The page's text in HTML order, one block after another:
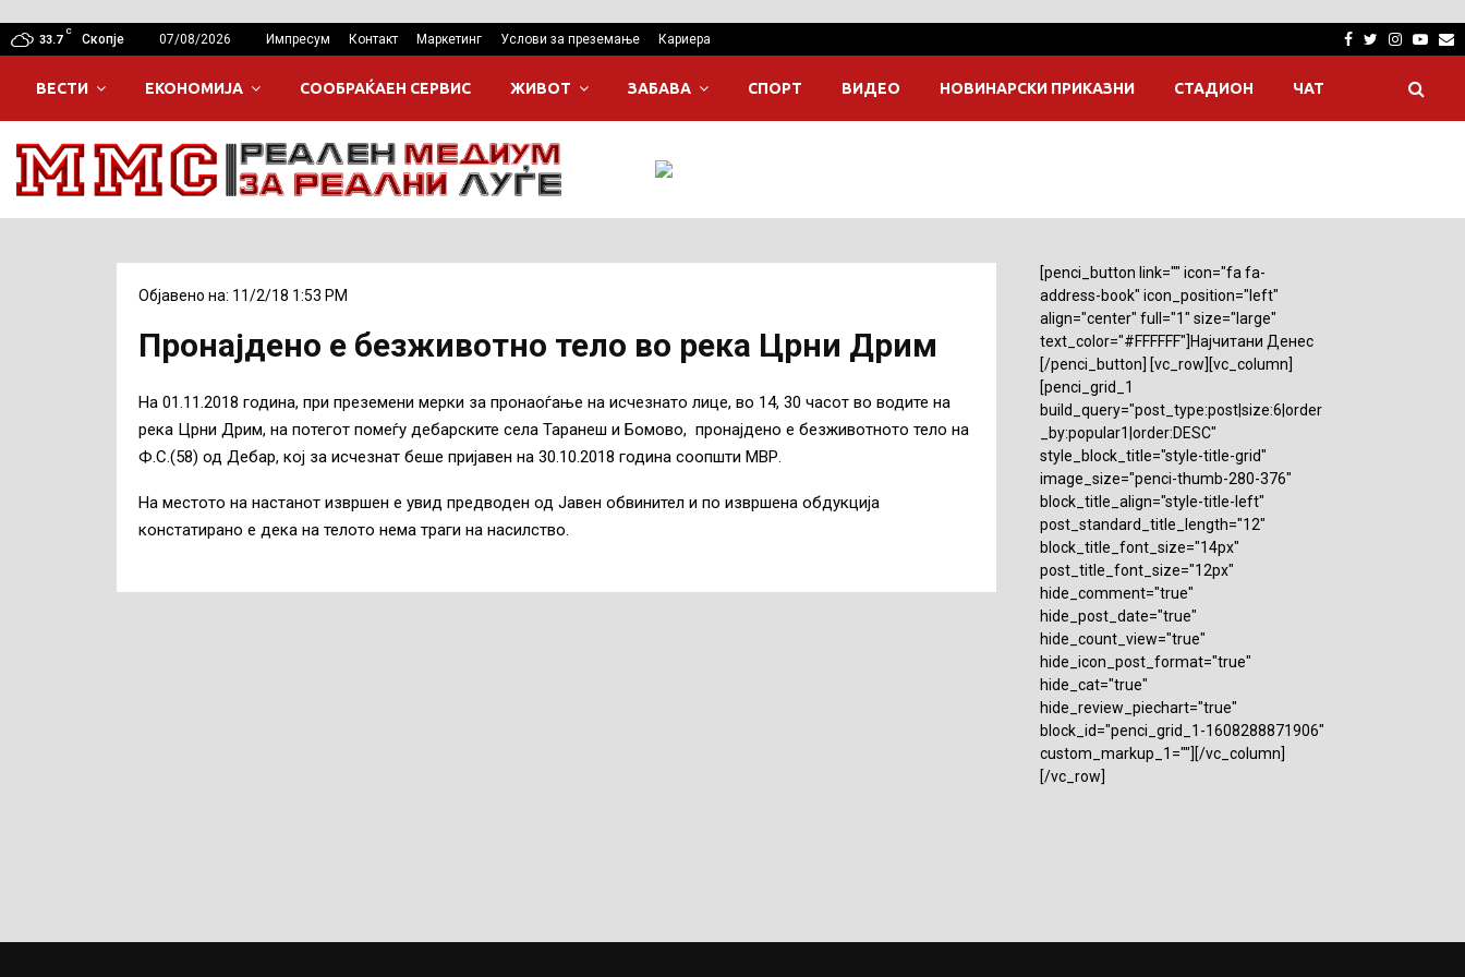
33.7
C
Скопје 07/08/2026 Импресум Контакт Маркетинг Услови за преземање Кариера Facebook
Twitter
ВЕСТИ ЕКОНОМИЈА СООБРАЌАЕН СЕРВИС ЖИВОТ ЗАБАВА СПОРТ ВИДЕО НОВИНАРСКИ ПРИКАЗНИ СТАДИОН ЧАТ
Објавено на: 11/2/18 1:53 PM
Пронајдено е безживотно тело во река Црни Дрим
На 01.11.2018 година, при преземени мерки за пронаоѓање на исчезнато лице, во 14, 30 часот во водите на
река Црни Дрим, на потегот помеѓу дебарските села Таранеш и Бомово, пронајдено е безживотното тело на
Ф.С.(58) од Дебар, кој за исчезнат беше пријавен на 30.10.2018 година соопшти МВР.
На местото на настанот извршен е увид предводен од Јавен обвинител и по извршена обдукција
констатирано е дека на телото нема траги на насилство.
[penci_button link="" icon="fa fa-
address-book" icon_position="left"
align="center" full="1" size="large"
text_color="#FFFFFF"]Најчитани Денес
[/penci_button] [vc_row][vc_column]
[penci_grid_1
build_query="post_type:post|size:6|order
_by:popular1|order:DESC"
style_block_title="style-title-grid"
image_size="penci-thumb-280-376"
block_title_align="style-title-left"
post_standard_title_length="12"
block_title_font_size="14px"
post_title_font_size="12px"
hide_comment="true"
hide_post_date="true"
hide_count_view="true"
hide_icon_post_format="true"
hide_cat="true"
hide_review_piechart="true"
block_id="penci_grid_1-1608288871906"
custom_markup_1=""][/vc_column]
[/vc_row]